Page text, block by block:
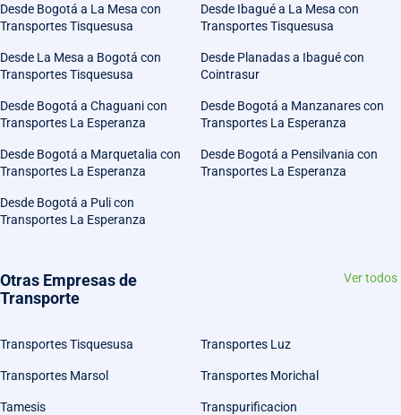
Desde Bogotá a La Mesa con
Transportes Tisquesusa
Desde Ibagué a La Mesa con
Transportes Tisquesusa
Desde La Mesa a Bogotá con
Transportes Tisquesusa
Desde Planadas a Ibagué con
Cointrasur
Desde Bogotá a Chaguani con
Transportes La Esperanza
Desde Bogotá a Manzanares con
Transportes La Esperanza
Desde Bogotá a Marquetalia con
Transportes La Esperanza
Desde Bogotá a Pensilvania con
Transportes La Esperanza
Desde Bogotá a Puli con
Transportes La Esperanza
Otras Empresas de
Transporte
Ver todos
Transportes Tisquesusa Transportes Luz
Transportes Marsol Transportes Morichal
Tamesis Transpurificacion